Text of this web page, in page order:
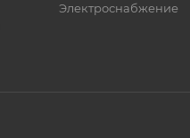
Электроснабжение